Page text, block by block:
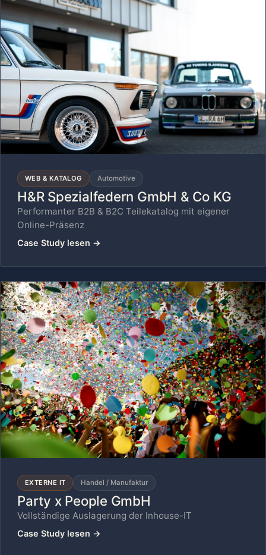
WEB & KATALOG Automotive
H&R Spezialfedern GmbH & Co KG
Performanter B2B & B2C Teilekatalog mit eigener
Online-Präsenz
Case Study lesen →
EXTERNE IT Handel / Manufaktur
Party x People GmbH
Vollständige Auslagerung der Inhouse-IT
Case Study lesen →